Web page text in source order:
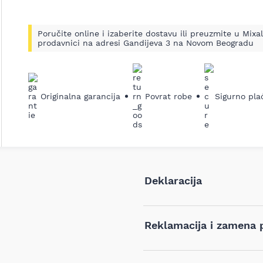
Poručite online i izaberite dostavu ili preuzmite u Mixal
prodavnici na adresi Gandijeva 3 na Novom Beogradu
Originalna garancija Povrat robe Sigurno
Deklaracija
Reklamacija i zamena